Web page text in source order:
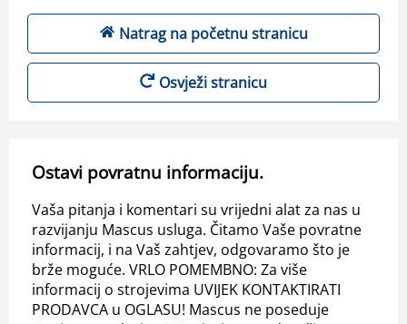
Natrag na početnu stranicu
Osvježi stranicu
Ostavi povratnu informaciju.
Vaša pitanja i komentari su vrijedni alat za nas u
razvijanju Mascus usluga. Čitamo Vaše povratne
informacij, i na Vaš zahtjev, odgovaramo što je
brže moguće. VRLO POMEMBNO: Za više
informacij o strojevima UVIJEK KONTAKTIRATI
PRODAVCA u OGLASU! Mascus ne poseduje